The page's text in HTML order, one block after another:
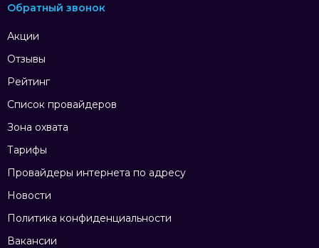
Акции
Отзывы
Рейтинг
Список провайдеров
Зона охвата
Тарифы
Провайдеры интернета по адресу
Новости
Политика конфиденциальности
Вакансии
Обратный звонок